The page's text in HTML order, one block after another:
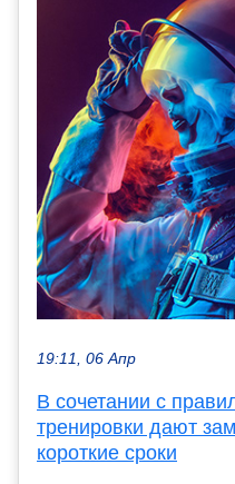
19:11, 06 Апр
В сочетании с
тренировки дают
короткие сроки